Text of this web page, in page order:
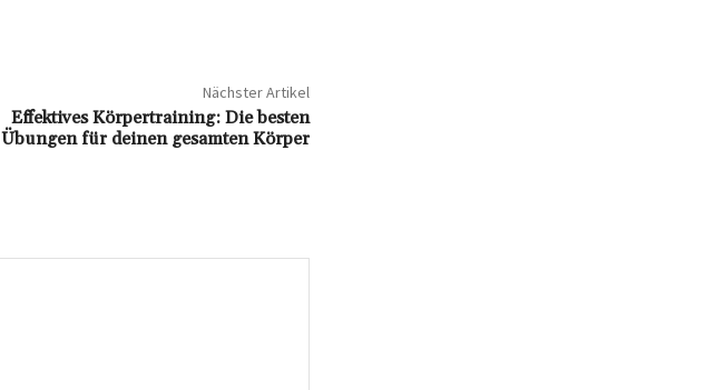
Nächster Artikel
Effektives Körpertraining: Die besten
Übungen für deinen gesamten Körper